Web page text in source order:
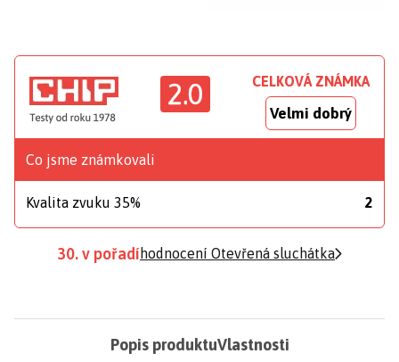
2.0 CELKOVÁ ZNÁMKA
Velmi dobrý
Co jsme známkovali
Kvalita zvuku 35% 2
30. v pořadí hodnocení Otevřená sluchátka
Popis produktuVlastnosti